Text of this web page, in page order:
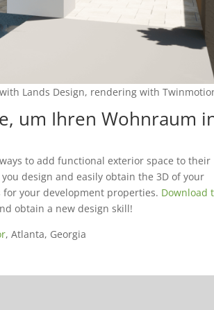
Lands Design, rendering with
um Ihren Wohnraum
to add functional exterior space to their
design and easily obtain the 3D of your
for your development properties. Download
obtain a new design skill!
, Atlanta, Georgia